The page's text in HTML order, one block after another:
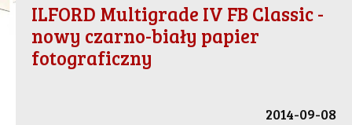
ILFORD Multigrade IV FB Classic -
nowy czarno-biały papier
fotograficzny
2014-09-08